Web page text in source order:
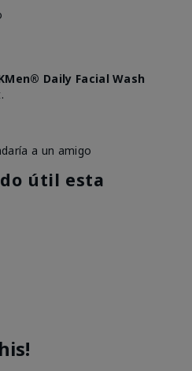
Daily Facial Wash
a un amigo
útil esta